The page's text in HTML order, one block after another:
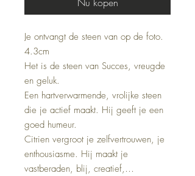
Je ontvangt de steen van op de foto.
4.3cm
Het is de steen van Succes, vreugde
en geluk.
Een hartverwarmende, vrolijke steen
die je actief maakt. Hij geeft je een
goed humeur.
Citrien vergroot je zelfvertrouwen, je
enthousiasme. Hij maakt je
vastberaden, blij, creatief,…